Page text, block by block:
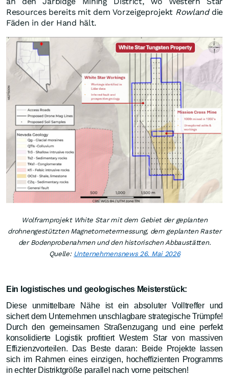
Resources bereits mit dem Vorzeigeprojekt Rowlanddie
Fäden in der Hand hält.
Wolframprojekt White Star mit dem Gebiet der geplanten
drohnengestützten Magnetometermessung, dem geplanten Raster
der Bodenprobenahmen und den historischen Abbaustätten.
Quelle: Unternehmensnews 26. Mai 2026
Ein logistisches und geologisches Meisterstück:
Diese unmittelbare Nähe ist ein absoluter Volltreffer und
sichert dem Unternehmen unschlagbare strategische Trümpfe!
Durch den gemeinsamen Straßenzugang und eine perfekt
konsolidierte Logistik profitiert Western Star von massiven
Effizienzvorteilen. Das Beste daran: Beide Projekte lassen
sich im Rahmen eines einzigen, hocheffizienten Programms
in echter Distriktgröße parallel nach vorne peitschen!